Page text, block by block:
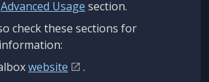
Advanced Usage section.
check these sections for
website
.